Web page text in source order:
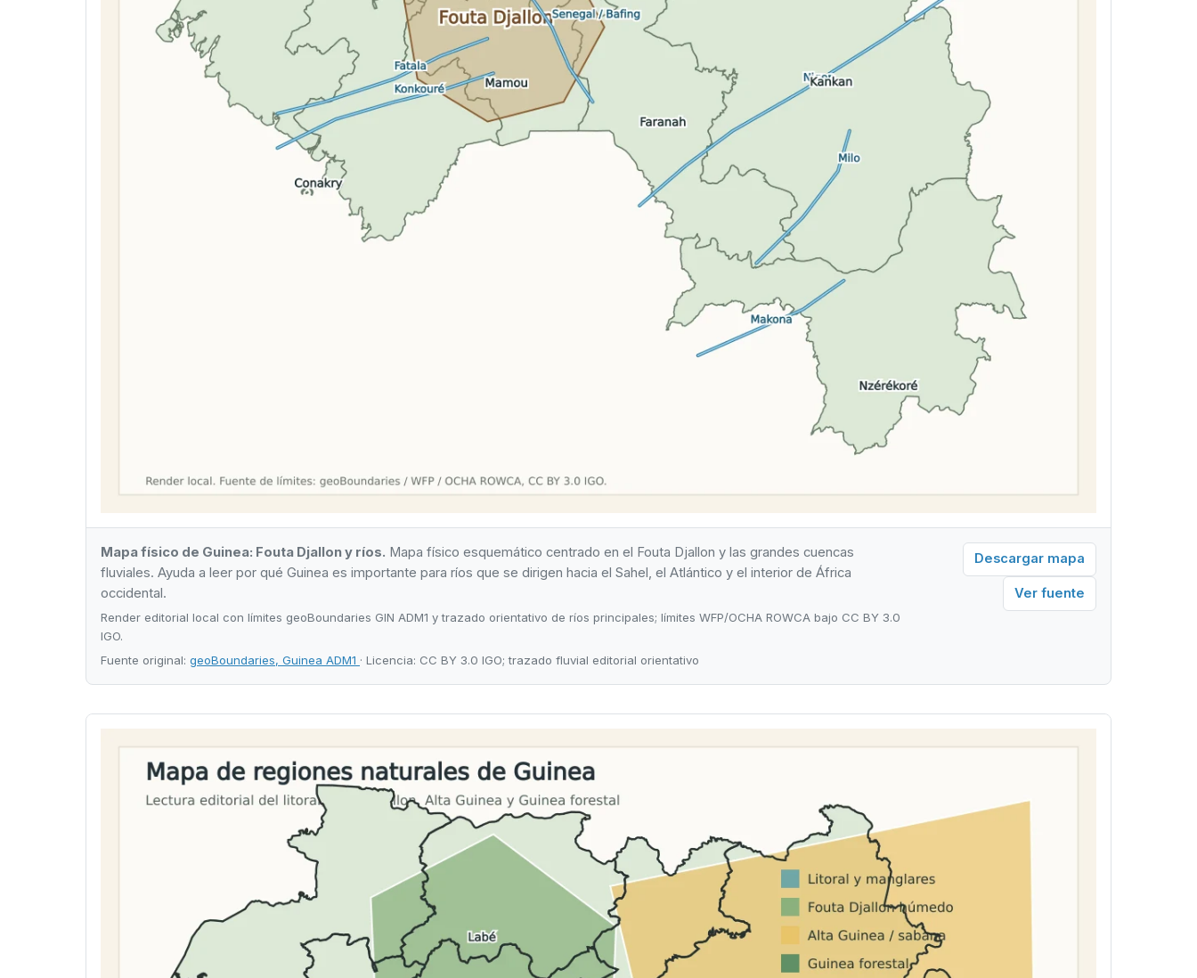
Mapa físico de Guinea: Fouta Djallon y ríos. Mapa físico esquemático centrado en el Fouta Djallon y las grandes cuencas
fluviales. Ayuda a leer por qué Guinea es importante para ríos que se dirigen hacia el Sahel, el Atlántico y el interior de África
occidental.
Render editorial local con límites geoBoundaries GIN ADM1 y trazado orientativo de ríos principales; límites WFP/OCHA ROWCA bajo CC BY 3.0
IGO.
Fuente original: geoBoundaries, Guinea ADM1 · Licencia: CC BY 3.0 IGO; trazado fluvial editorial orientativo
Descargar mapa
Ver fuente